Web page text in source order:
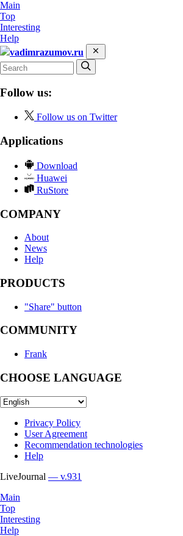
Main
Top
Interesting
Help
vadimrazumov.ru
Follow us:
Follow us on Twitter
Applications
Download
Huawei
RuStore
COMPANY
About
News
Help
PRODUCTS
"Share" button
COMMUNITY
Frank
CHOOSE LANGUAGE
Privacy Policy
User Agreement
Recommendation technologies
Help
LiveJournal — v.931
Main
Top
Interesting
Help